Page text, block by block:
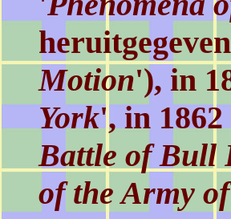
Motion'), in
York', in 1862
Battle of Bull
of the Army